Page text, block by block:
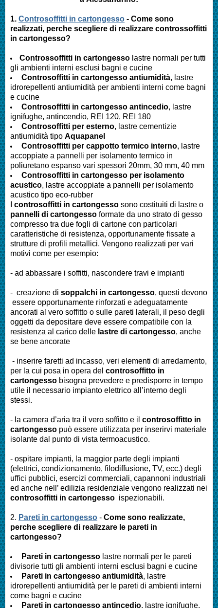
1. Controsoffitti in cartongesso - Come sono
realizzati, perche scegliere di realizzare controssoffitti
in cartongesso?
Controssoffitti in cartongesso lastre normali per tutti
gli ambienti interni esclusi bagni e cucine
Controsoffitti in cartongesso antiumidità, lastre
idrorepellenti antiumidità per ambienti interni come bagni
e cucine
Controsoffitti in cartongesso antincedio, lastre
ignifughe, antincendio, REI 120, REI 180
Controsoffitti per esterno, lastre cementizie
antiumidità tipo Aquapanel
Controsoffitti per cappotto termico interno, lastre
accoppiate a pannelli per isolamento termico in
poliuretano espanso vari spessori 20mm, 30 mm, 40 mm
Controsoffitti in cartongesso per isolamento
acustico, lastre accoppiate a pannelli per isolamento
acustico tipo eco-rubber
controsoffitti in cartongesso sono costituiti di lastre o
pannelli di cartongesso formate da uno strato di gesso
compresso tra due fogli di cartone con particolari
caratteristiche di resistenza, opportunamente fissate a
strutture di profili metallici. Vengono realizzati per vari
motivi come per esempio:
- ad abbassare i soffitti, nascondere travi e impianti
- creazione di soppalchi in cartongesso, questi devono
essere opportunamente rinforzati e adeguatamente
ancorati al vero soffitto o sulle pareti laterali, il peso degli
oggetti da depositare deve essere compatibile con la
resistenza al carico delle lastre di cartongesso, anche
se bene ancorate
- inserire faretti ad incasso, veri elementi di arredamento,
per la cui posa in opera del controsoffitto in
cartongesso bisogna prevedere e predisporre in tempo
utile il necessario impianto elettrico all’interno degli
stessi.
- la camera d’aria tra il vero soffitto e il controsoffitto in
cartongesso può essere utilizzata per inserirvi materiale
isolante dal punto di vista termoacustico.
- ospitare impianti, la maggior parte degli impianti
(elettrici, condizionamento, filodiffusione, TV, ecc.) degli
uffici pubblici, esercizi commerciali, capannoni industriali
ed anche nell’ edilizia residenziale vengono realizzati nei
controsoffitti in cartongesso ispezionabili.
2. Pareti in cartongesso - Come sono realizzate,
perche scegliere di realizzare le pareti in
cartongesso?
Pareti in cartongesso lastre normali per le pareti
divisorie tutti gli ambienti interni esclusi bagni e cucine
Pareti in cartongesso antiumidità, lastre
idrorepellenti antiumidità per le pareti di ambienti interni
come bagni e cucine
Pareti in cartongesso antincedio, lastre ignifughe,